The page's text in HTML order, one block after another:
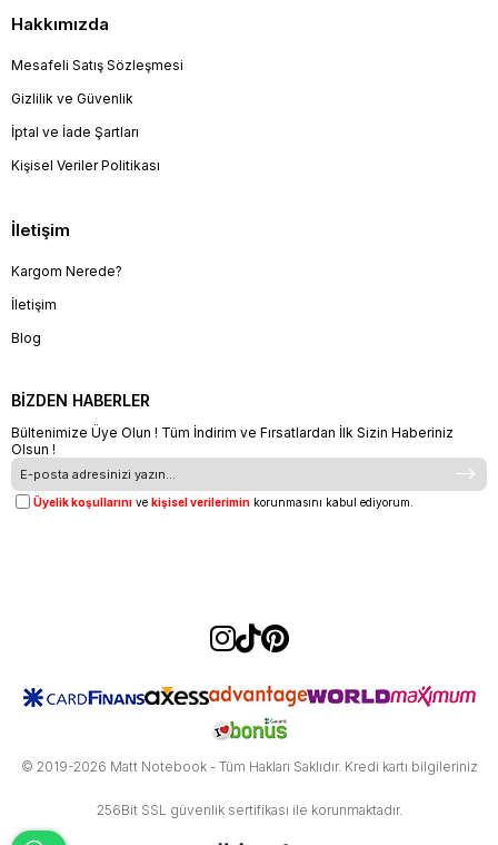
Hakkımızda
Mesafeli Satış Sözleşmesi
Gizlilik ve Güvenlik
İptal ve İade Şartları
Kişisel Veriler Politikası
İletişim
Kargom Nerede?
İletişim
Blog
BİZDEN HABERLER
Bültenimize Üye Olun ! Tüm İndirim ve Fırsatlardan İlk Sizin Haberiniz
Olsun !
Üyelik koşullarını ve kişisel verilerimin korunmasını kabul ediyorum.
© 2019-2026 Matt Notebook - Tüm Hakları Saklıdır. Kredi kartı bilgileriniz
256Bit SSL güvenlik sertifikası ile korunmaktadır.